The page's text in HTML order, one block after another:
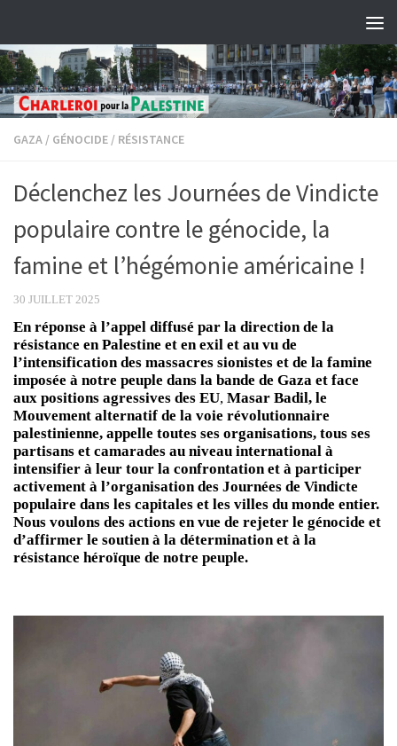
GAZA / GÉNOCIDE / RÉSISTANCE
Déclenchez les Journées de Vindicte
populaire contre le génocide, la
famine et l’hégémonie américaine !
30 JUILLET 2025
En réponse à l’appel diffusé par la direction de la
résistance en Palestine et en exil et au vu de
l’intensification des massacres sionistes et de la famine
imposée à notre peuple dans la bande de Gaza et face
aux positions agressives des EU, Masar Badil, le
Mouvement alternatif de la voie révolutionnaire
palestinienne, appelle toutes ses organisations, tous ses
partisans et camarades au niveau international à
intensifier à leur tour la confrontation et à participer
activement à l’organisation des Journées de Vindicte
populaire dans les capitales et les villes du monde entier.
Nous voulons des actions en vue de rejeter le génocide et
d’affirmer le soutien à la détermination et à la
résistance héroïque de notre peuple.